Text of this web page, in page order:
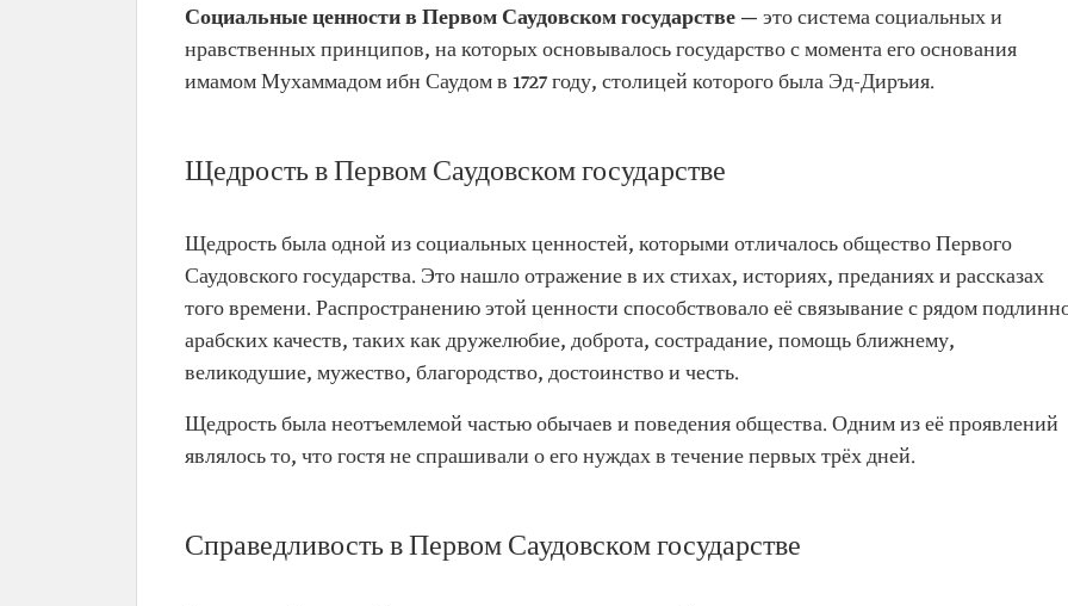
Социальные ценности в Первом Саудовском государстве — это система социальных и
нравственных принципов, на которых основывалось государство с момента его основания
имамом Мухаммадом ибн Саудом в 1727 году, столицей которого была Эд-Диръия.
Щедрость в Первом Саудовском государстве
Щедрость была одной из социальных ценностей, которыми отличалось общество Первого
Саудовского государства. Это нашло отражение в их стихах, историях, преданиях и рассказах
того времени. Распространению этой ценности способствовало её связывание с рядом
арабских качеств, таких как дружелюбие, доброта, сострадание, помощь ближнему,
великодушие, мужество, благородство, достоинство и честь.
Щедрость была неотъемлемой частью обычаев и поведения общества. Одним из её проявлений
являлось то, что гостя не спрашивали о его нуждах в течение первых трёх дней.
Справедливость в Первом Саудовском государстве